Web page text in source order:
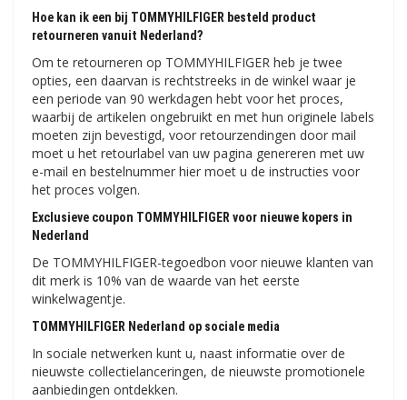
Hoe kan ik een bij TOMMYHILFIGER besteld product
retourneren vanuit Nederland?
Om te retourneren op TOMMYHILFIGER heb je twee
opties, een daarvan is rechtstreeks in de winkel waar je
een periode van 90 werkdagen hebt voor het proces,
waarbij de artikelen ongebruikt en met hun originele labels
moeten zijn bevestigd, voor retourzendingen door mail
moet u het retourlabel van uw pagina genereren met uw
e-mail en bestelnummer hier moet u de instructies voor
het proces volgen.
Exclusieve coupon TOMMYHILFIGER voor nieuwe kopers in
Nederland
De TOMMYHILFIGER-tegoedbon voor nieuwe klanten van
dit merk is 10% van de waarde van het eerste
winkelwagentje.
TOMMYHILFIGER Nederland op sociale media
In sociale netwerken kunt u, naast informatie over de
nieuwste collectielanceringen, de nieuwste promotionele
aanbiedingen ontdekken.